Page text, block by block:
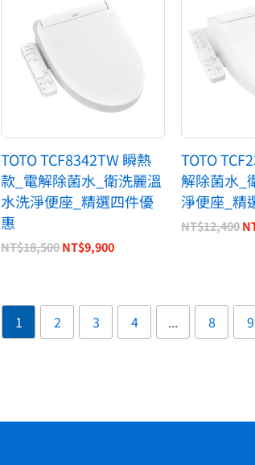
TOTO TCF8342TW 瞬熱
款_電解除菌水_衛洗麗溫
水洗淨便座_精選四件優
惠
NT$18,500
格：
NT$9,900
TOTO
解除菌水_
淨便座_精
NT$12,400
價
格：
1 2 3 4 ... 8 9